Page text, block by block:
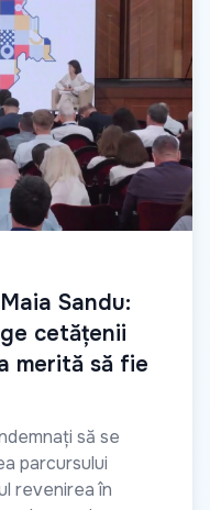
Sandu:
cetățenii
merită să fie
să se
parcursului
revenirea în